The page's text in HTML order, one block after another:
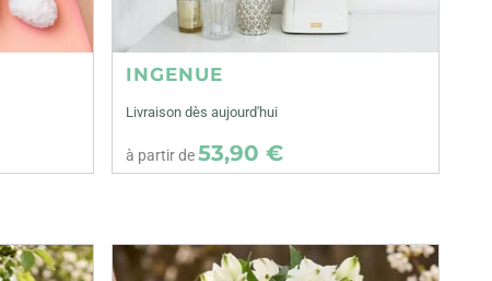
INGENUE
Livraison dès aujourd'hui
à partir de53,90 €